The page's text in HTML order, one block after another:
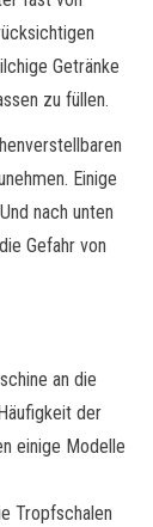
Getränke
zu füllen.
Einige
nach unten
Gefahr von
an die
der
einige Modelle
Tropfschalen